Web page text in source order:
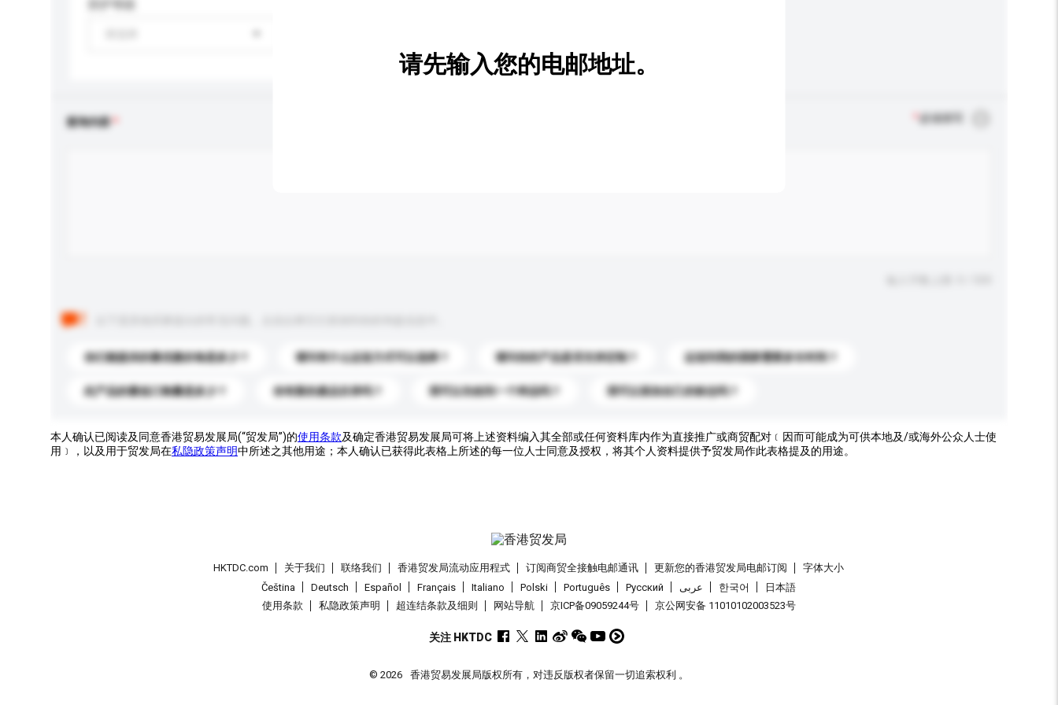
查询内容 必须填写
你们能提供的最优惠价格是多少？ 请问有什么运送方式可以选择？ 请问你的产品是否支持定制？ 运送到我的国家需要多长时间？
此产品的最低订购量是多少？ 你有新的產品目录吗？ 我可以先收到一个样品吗？ 我可以添加自己的标志吗？
请先输入您的电邮地址。
本人确认已阅读及同意香港贸易发展局(“贸发局”)的使用条款及确定香港贸易发展局可将上述资料编入其全部或任何资料库内作为直接推广或商贸配对﹝因而可能成为可供本地及/或海外公众人士使
用﹞，以及用于贸发局在私隐政策声明中所述之其他用途；本人确认已获得此表格上所述的每一位人士同意及授权，将其个人资料提供予贸发局作此表格提及的用途。
HKTDC.com 关于我们 联络我们 香港贸发局流动应用程式 订阅商贸全接触电邮通讯 更新您的香港贸发局电邮订阅
字体大小
Čeština
Deutsch Español Français Italiano Polski Português Pусский عربى 한국어
日本語
使用条款
私隐政策声明 超连结条款及细则 网站导航 京ICP备09059244号 京公网安备 11010102003523号
关注 HKTDC
© 2026 香港贸易发展局版权所有，对违反版权者保留一切追索权利 。